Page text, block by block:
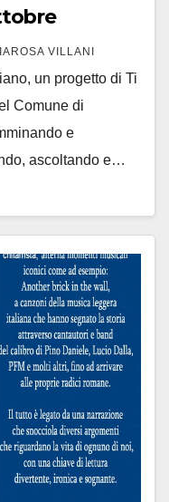
VILLANI
un progetto di Ti
Comune di
e
ascoltando e…